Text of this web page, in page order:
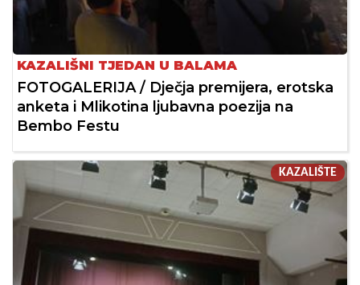
KAZALIŠNI TJEDAN U BALAMA
FOTOGALERIJA / Dječja premijera, erotska
anketa i Mlikotina ljubavna poezija na
Bembo Festu
KAZALIŠTE